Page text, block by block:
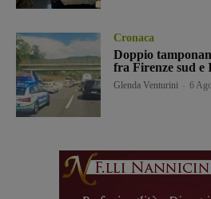
Cronaca
Doppio
fra Firenze sud e
Glenda Venturini 6